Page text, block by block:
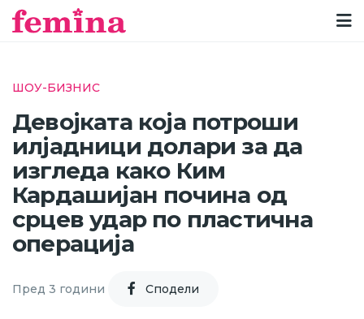
ШОУ-БИЗНИС
Девојката која потроши
илјадници долари за да
изгледа како Ким
Кардашијан почина од
срцев удар по пластична
операција
Пред 3 години Cподели